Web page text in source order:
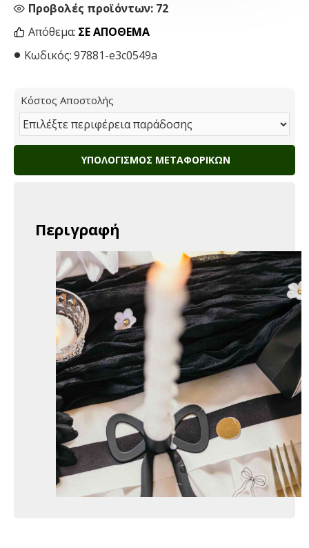
Απόθεμα: ΣΕ ΑΠΌΘΕΜΑ
Κωδικός:97881-e3c0549a
Προβολές προϊόντων: 72
Κόστος Αποστολής
ΥΠΟΛΟΓΙΣΜΌΣ ΜΕΤΑΦΟΡΙΚΏΝ
Περιγραφή